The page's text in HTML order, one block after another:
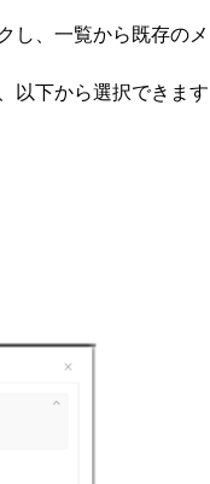
し、一覧から既存の
以下から選択できます